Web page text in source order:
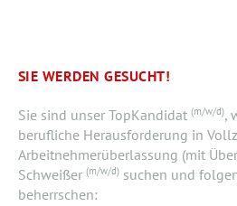
SIE WERDEN GESUCHT!
Sie sind unser TopKandidat (m/w/d),
berufliche Herausforderung in
Arbeitnehmerüberlassung (mit
Schweißer (m/w/d) suchen und
beherrschen: